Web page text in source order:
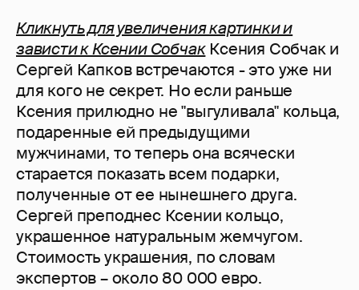
Кликнуть для увеличения картинки и
зависти к Ксении СобчакКсения Собчак и
Сергей Капков встречаются - это уже ни
для кого не секрет. Но если раньше
Ксения прилюдно не "выгуливала" кольца,
подаренные ей предыдущими
мужчинами, то теперь она всячески
старается показать всем подарки,
полученные от ее нынешнего друга.
Сергей преподнес Ксении кольцо,
украшенное натуральным жемчугом.
Стоимость украшения, по словам
экспертов – около 80 000 евро.